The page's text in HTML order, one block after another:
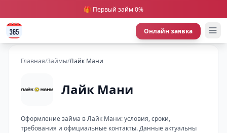
🎁 Первый займ 0%
Онлайн заявка
Главная/Займы/Лайк Мани
Лайк Мани
Оформление займа в Лайк Мани: условия, сроки,
требования и официальные контакты. Данные актуальны